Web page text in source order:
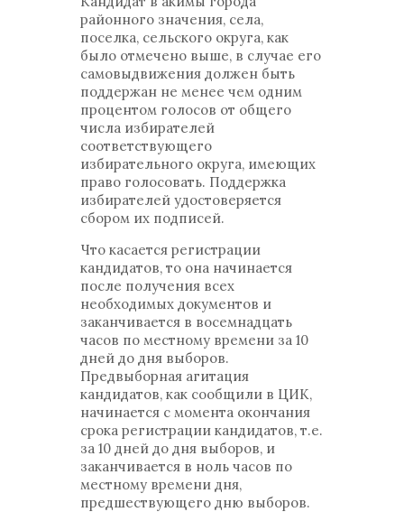
районного значения, села,
поселка, сельского округа, как
было отмечено выше, в случае его
самовыдвижения должен быть
поддержан не менее чем одним
процентом голосов от общего
числа избирателей
соответствующего
избирательного округа, имеющих
право голосовать. Поддержка
избирателей удостоверяется
сбором их подписей.
Что касается регистрации
кандидатов, то она начинается
после получения всех
необходимых документов и
заканчивается в восемнадцать
часов по местному времени за 10
дней до дня выборов.
Предвыборная агитация
кандидатов, как сообщили в ЦИК,
начинается с момента окончания
срока регистрации кандидатов, т.е.
за 10 дней до дня выборов, и
заканчивается в ноль часов по
местному времени дня,
предшествующего дню выборов.